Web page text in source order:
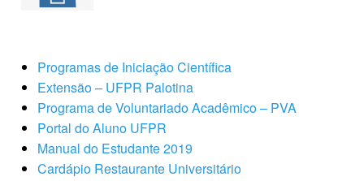
Programas de Iniciação Científica
Extensão – UFPR Palotina
Programa de Voluntariado Acadêmico – PVA
Portal do Aluno UFPR
Manual do Estudante 2019
Cardápio Restaurante Universitário